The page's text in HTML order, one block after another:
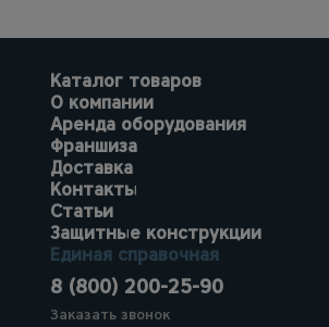
Каталог товаров
О компании
Аренда оборудования
Франшиза
Доставка
Контакты
Статьи
Защитные конструкции
Единая справочная
8 (800) 200-25-90
Заказать звонок